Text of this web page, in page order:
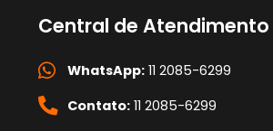
Central de Atendimento
WhatsApp:11 2085-6299
Contato:11 2085-6299